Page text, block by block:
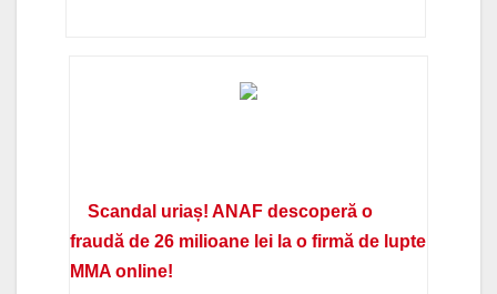
Scandal uriaș! ANAF descoperă o
fraudă de 26 milioane lei la o firmă de lupte
MMA online!